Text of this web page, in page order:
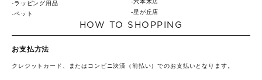
ラッピング用品
ペット
六本木店
星が丘店
HOW TO SHOPPING
お支払方法
クレジットカード、またはコンビニ決済（前払い）でのお支払いとなります。